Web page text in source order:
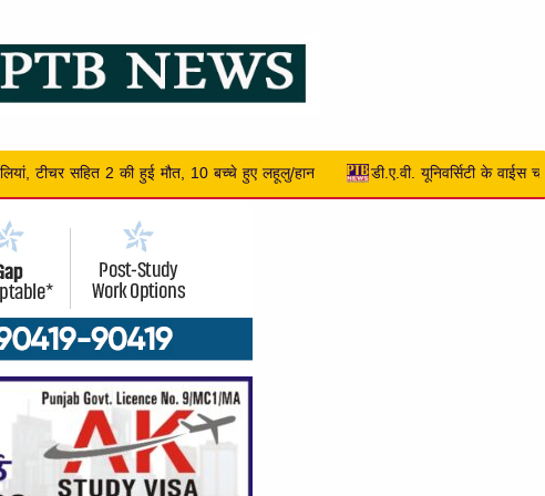
डी.ए.वी. यूनिवर्सिटी के वाईस चांसलर प्रो. (डॉ.) मनोज कुमार एन.सी.सी. द्वारा आनरेरी